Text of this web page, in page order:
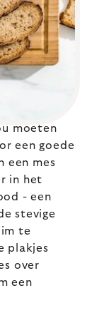
moeten
een goede
een mes
in het
- een
stevige
te
plakjes
over
een